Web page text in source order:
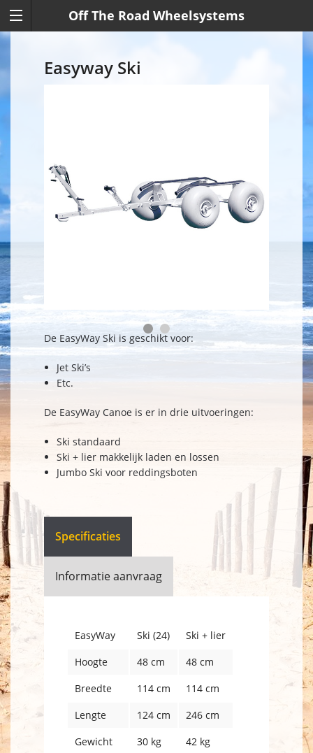
Off The Road Wheelsystems
Easyway Ski
De EasyWay Ski is geschikt voor:
Jet Ski’s
Etc.
De EasyWay Canoe is er in drie uitvoeringen:
Ski standaard
Ski + lier makkelijk laden en lossen
Jumbo Ski voor reddingsboten
Specificaties
Informatie aanvraag
EasyWay Ski (24)
Ski + lier
Hoogte
48 cm
48 cm
Breedte
114 cm
114 cm
Lengte
124 cm
246 cm
Gewicht
30 kg
42 kg